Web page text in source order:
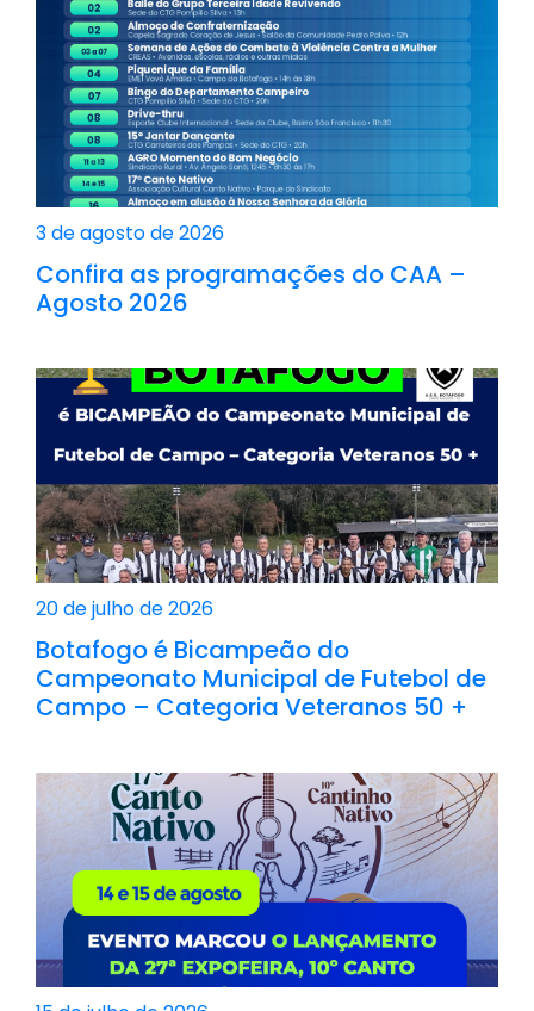
3 de agosto de 2026
Confira as programações do CAA –
Agosto 2026
20 de julho de 2026
Botafogo é Bicampeão do
Campeonato Municipal de Futebol de
Campo – Categoria Veteranos 50 +